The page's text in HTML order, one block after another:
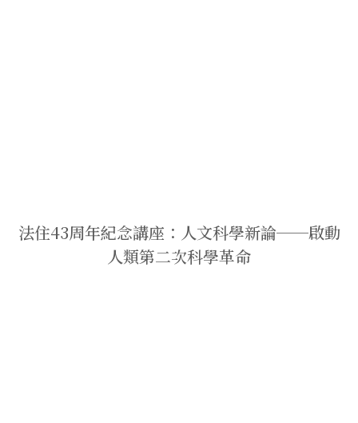
法住43周年紀念講座：人文科學新論──啟動
人類第二次科學革命